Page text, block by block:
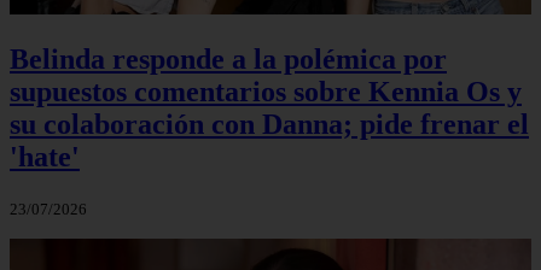
Belinda responde a la polémica por
supuestos comentarios sobre Kennia Os y
su colaboración con Danna; pide frenar el
'hate'
23/07/2026